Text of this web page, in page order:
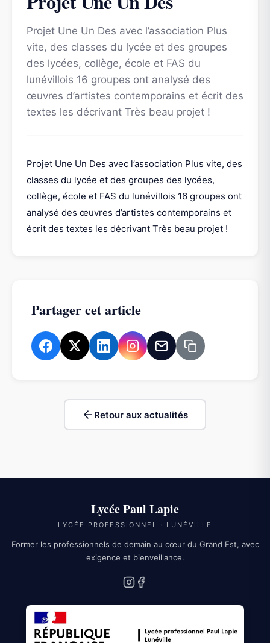
Projet Une Un Des avec l’association Plus
vite, des classes du lycée et des groupes
des lycées, collège, école et FAS du
lunévillois 16 groupes ont analysé des
œuvres d’artistes contemporains et écrit des
textes les décrivant Très beau projet !
Projet Une Un Des avec l’association Plus vite, des
classes du lycée et des groupes des lycées,
collège, école et FAS du lunévillois 16 groupes ont
analysé des œuvres d’artistes contemporains et
écrit des textes les décrivant Très beau projet !
Partager cet article
Retour aux actualités
Lycée Paul Lapie
LYCÉE PROFESSIONNEL · LUNÉVILLE
Former les professionnels de demain au cœur du Grand Est, avec
exigence et bienveillance.
Instagram